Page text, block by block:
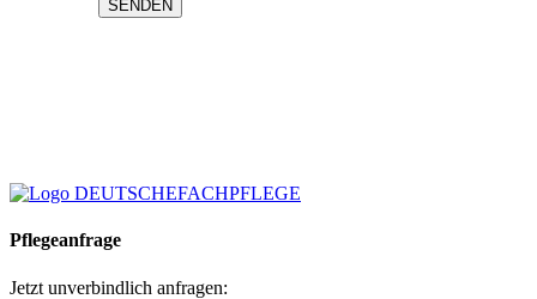
Pflegeanfrage
Jetzt unverbindlich anfragen: